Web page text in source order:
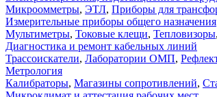
Микроомметры, ЭТЛ, Приборы для
Измерительные приборы общего назначения
Мультиметры, Токовые клещи, Тепловизоры,
Диагностика и ремонт кабельных линий
Трассоискатели, Лаборатории ОМП,
Метрология
Калибраторы, Магазины сопротивлений,